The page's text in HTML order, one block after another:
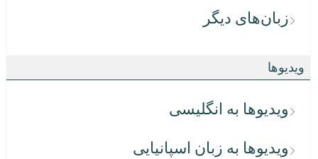
زبان‌های دیگر
ویدیوها
ویدیوها به انگلیسی
ویدیوها به زبان اسپانیایی